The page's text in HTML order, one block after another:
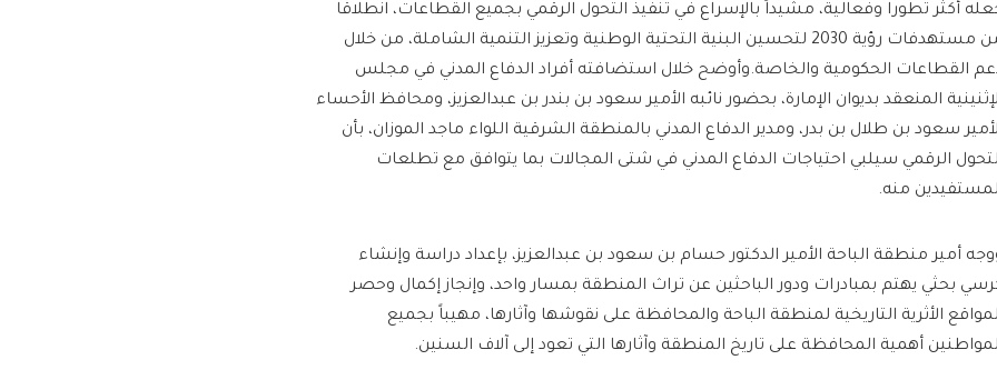
أكثر تطورا وفعالية، مشيداً بالإسراع في تنفيذ التحول الرقمي بجميع القطاعات، انطلاقًا
من مستهدفات رؤية 2030 لتحسين البنية التحتية الوطنية وتعزيز التنمية الشاملة، من خلال
القطاعات الحكومية والخاصة.وأوضح خلال استضافته أفراد الدفاع المدني في مجلس
المنعقد بديوان الإمارة، بحضور نائبه الأمير سعود بن بندر بن عبدالعزيز، ومحافظ الأحساء
سعود بن طلال بن بدر، ومدير الدفاع المدني بالمنطقة الشرقية اللواء ماجد الموزان، بأن
الرقمي سيلبي احتياجات الدفاع المدني في شتى المجالات بما يتوافق مع تطلعات
منه.
أمير منطقة الباحة الأمير الدكتور حسام بن سعود بن عبدالعزيز، بإعداد دراسة وإنشاء
بحثي يهتم بمبادرات ودور الباحثين عن تراث المنطقة بمسار واحد، وإنجاز إكمال وحصر
الأثرية التاريخية لمنطقة الباحة والمحافظة على نقوشها وآثارها، مهيباً بجميع
أهمية المحافظة على تاريخ المنطقة وآثارها التي تعود إلى آلاف السنين.